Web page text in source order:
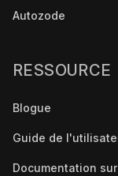
Autozode
RESSOURCE
Blogue
Guide de
Documentation sur